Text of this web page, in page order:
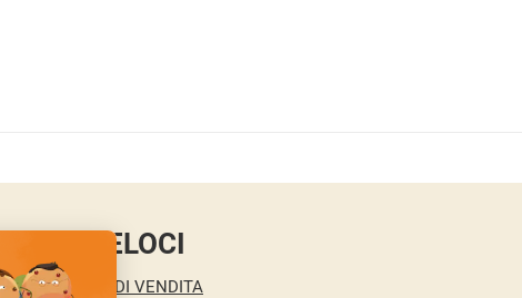
LINK VELOCI
CONDIZIONI DI VENDITA